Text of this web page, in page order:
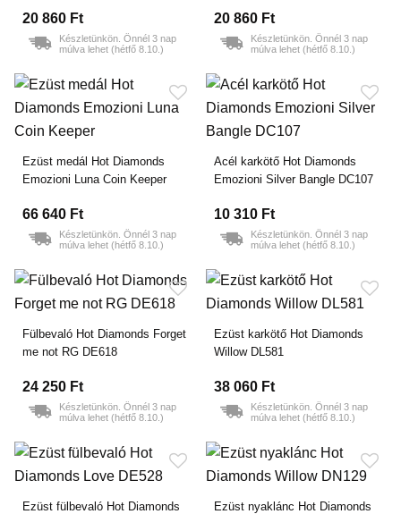
20 860 Ft
Készletünkön. Önnél 3 nap
múlva lehet (hétfő 8.10.)
20 860 Ft
Készletünkön. Önnél 3 nap
múlva lehet (hétfő 8.10.)
Ezüst medál Hot Diamonds
Emozioni Luna Coin Keeper
66 640 Ft
Készletünkön. Önnél 3 nap
múlva lehet (hétfő 8.10.)
Acél karkötő Hot Diamonds
Emozioni Silver Bangle DC107
10 310 Ft
Készletünkön. Önnél 3 nap
múlva lehet (hétfő 8.10.)
Fülbevaló Hot Diamonds Forget
me not RG DE618
24 250 Ft
Készletünkön. Önnél 3 nap
múlva lehet (hétfő 8.10.)
Ezüst karkötő Hot Diamonds
Willow DL581
38 060 Ft
Készletünkön. Önnél 3 nap
múlva lehet (hétfő 8.10.)
Ezüst fülbevaló Hot Diamonds
Ezüst nyaklánc Hot Diamonds